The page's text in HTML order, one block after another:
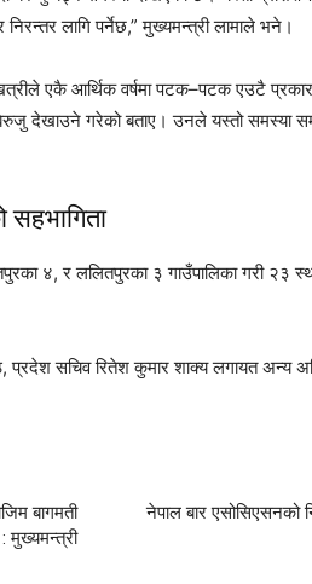
लागि पर्नेछ,” मुख्यमन्त्री लामाले भने।
एकै आर्थिक वर्षमा पटक–पटक एउटै
देखाउने गरेको बताए। उनले यस्तो समस्या
सहभागिता
४, र ललितपुरका ३ गाउँपालिका गरी २३
सचिव रितेश कुमार शाक्य लगायत अन्य
बागमती
मुख्यमन्त्री
नेपाल बार एसोसिएसनको